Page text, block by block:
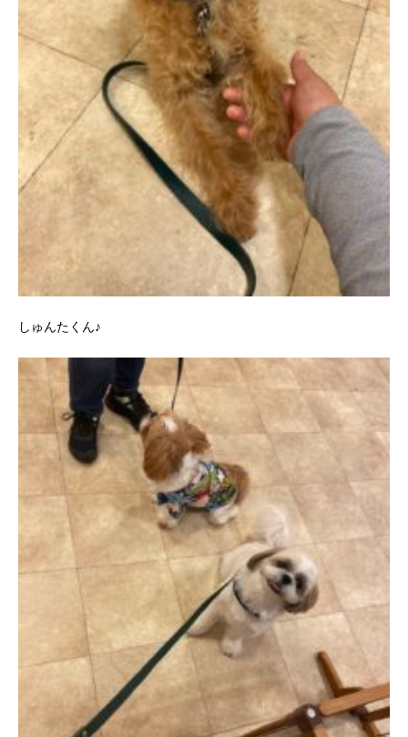
しゅんたくん♪